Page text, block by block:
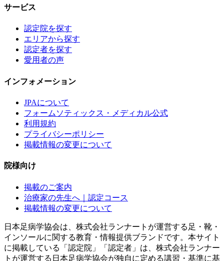
サービス
認定院を探す
エリアから探す
認定者を探す
愛用者の声
インフォメーション
JPAについて
フォームソティックス・メディカル公式
利用規約
プライバシーポリシー
掲載情報の変更について
院様向け
掲載のご案内
治療家の先生へ｜認定コース
掲載情報の変更について
日本足病学協会は、株式会社ランナートが運営する足・靴・
インソールに関する教育・情報提供ブランドです。本サイト
に掲載している「認定院」「認定者」は、株式会社ランナー
トが運営する日本足病学協会が独自に定める講習・基準に基